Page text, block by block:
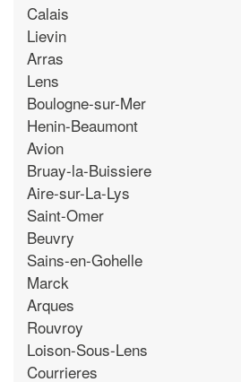
Calais
Lievin
Arras
Lens
Boulogne-sur-Mer
Henin-Beaumont
Avion
Bruay-la-Buissiere
Aire-sur-La-Lys
Saint-Omer
Beuvry
Sains-en-Gohelle
Marck
Arques
Rouvroy
Loison-Sous-Lens
Courrieres